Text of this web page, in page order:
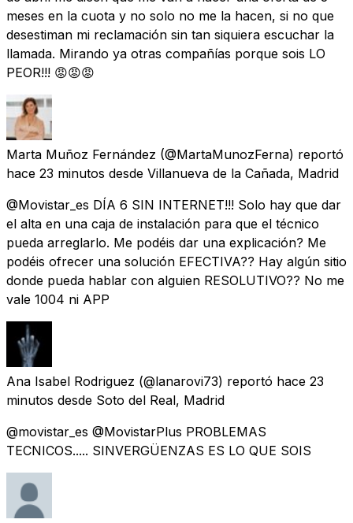
meses en la cuota y no solo no me la hacen, si no que
desestiman mi reclamación sin tan siquiera escuchar la
llamada. Mirando ya otras compañías porque sois LO
PEOR!!! 😡😡😡
Marta Muñoz Fernández (@MartaMunozFerna) reportó
hace 23 minutos desde Villanueva de la Cañada, Madrid
@Movistar_es DÍA 6 SIN INTERNET!!! Solo hay que dar
el alta en una caja de instalación para que el técnico
pueda arreglarlo. Me podéis dar una explicación? Me
podéis ofrecer una solución EFECTIVA?? Hay algún sitio
donde pueda hablar con alguien RESOLUTIVO?? No me
vale 1004 ni APP
Ana Isabel Rodriguez (@lanarovi73) reportó hace 23
minutos desde Soto del Real, Madrid
@movistar_es @MovistarPlus PROBLEMAS
TECNICOS..... SINVERGÜENZAS ES LO QUE SOIS